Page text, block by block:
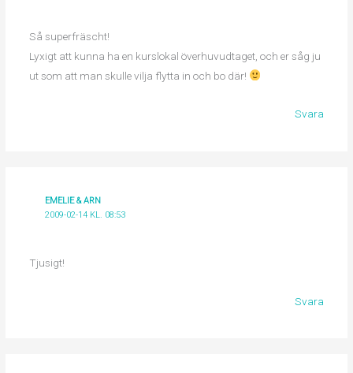
Så superfräscht!
Lyxigt att kunna ha en kurslokal överhuvudtaget, och er såg ju
ut som att man skulle vilja flytta in och bo där!
Svara
EMELIE & ARN
2009-02-14 KL. 08:53
Tjusigt!
Svara